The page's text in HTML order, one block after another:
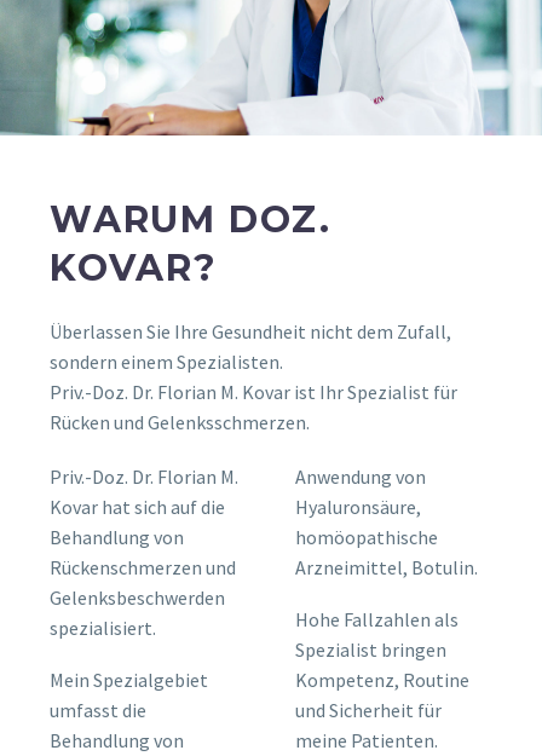
WARUM DOZ.
KOVAR?
Überlassen Sie Ihre Gesundheit nicht dem Zufall,
sondern einem Spezialisten.
Priv.-Doz. Dr. Florian M. Kovar ist Ihr Spezialist für
Rücken und Gelenksschmerzen.
Priv.-Doz. Dr. Florian M.
Kovar hat sich auf die
Behandlung von
Rückenschmerzen und
Gelenksbeschwerden
spezialisiert.
Mein Spezialgebiet
umfasst die
Behandlung von
Anwendung von
Hyaluronsäure,
homöopathische
Arzneimittel, Botulin.
Hohe Fallzahlen als
Spezialist bringen
Kompetenz, Routine
und Sicherheit für
meine Patienten.